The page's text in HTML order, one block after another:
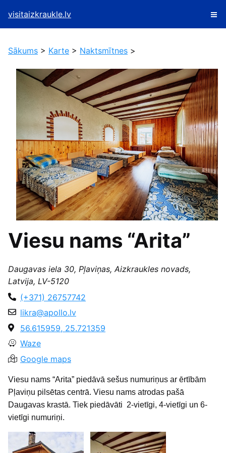
visitaizkraukle.lv
Sākums > Karte > Naktsmītnes >
Viesu nams “Arita”
Daugavas iela 30, Pļaviņas, Aizkraukles novads,
Latvija, LV-5120
(+371) 26757742
likra@apollo.lv
56.615959, 25.721359
Waze
Google maps
Viesu nams “Arita” piedāvā sešus numuriņus ar ērtībām
Pļaviņu pilsētas centrā. Viesu nams atrodas pašā
Daugavas krastā. Tiek piedāvāti 2-vietīgi, 4-vietīgi un 6-
vietīgi numuriņi.